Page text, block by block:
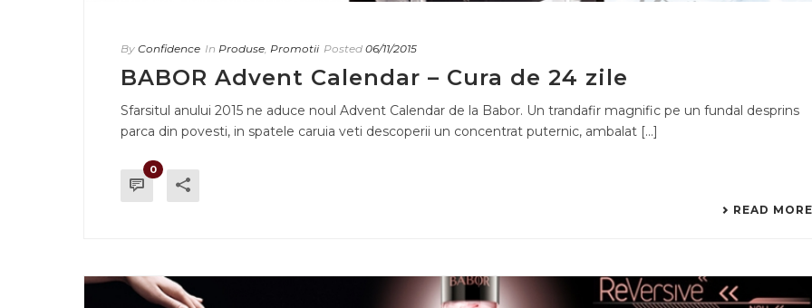
By Confidence In Produse, Promotii Posted 06/11/2015
BABOR Advent Calendar – Cura de 24 zile
Sfarsitul anului 2015 ne aduce noul Advent Calendar de la Babor. Un trandafir magnific pe un fundal desprins
parca din povesti, in spatele caruia veti descoperii un concentrat puternic, ambalat [...]
0
READ MORE